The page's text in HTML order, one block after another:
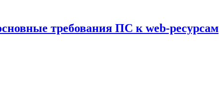
требования ПС к web-ресурсам